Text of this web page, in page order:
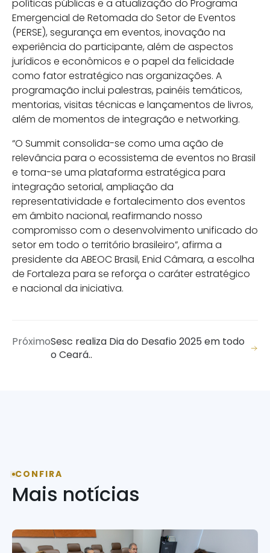
políticas públicas e a atualização do Programa
Emergencial de Retomada do Setor de Eventos
(PERSE), segurança em eventos, inovação na
experiência do participante, além de aspectos
jurídicos e econômicos e o papel da felicidade
como fator estratégico nas organizações. A
programação inclui palestras, painéis temáticos,
mentorias, visitas técnicas e lançamentos de livros,
além de momentos de integração e networking.
“O Summit consolida-se como uma ação de
relevância para o ecossistema de eventos no Brasil
e torna-se uma plataforma estratégica para
integração setorial, ampliação da
representatividade e fortalecimento dos eventos
em âmbito nacional, reafirmando nosso
compromisso com o desenvolvimento unificado do
setor em todo o território brasileiro”, afirma a
presidente da ABEOC Brasil, Enid Câmara, a escolha
de Fortaleza para se reforça o caráter estratégico
e nacional da iniciativa.
PróximoSesc realiza Dia do Desafio 2025 em todo
o Ceará..
CONFIRA
Mais notícias